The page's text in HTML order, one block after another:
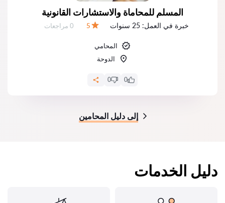
المسلم للمحاماة والاستشارات القانونية
خبرة في العمل: 25 سنوات 5 عدد المراجعات:
0 مراجعات
المحامي
الدوحة
0
0
إلى دليل المحامين
دليل الخدمات